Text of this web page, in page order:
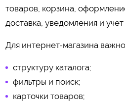
товаров, корзина,
доставка, уведомления и учет
Для интернет-магазина
структуру каталога;
фильтры и поиск;
карточки товаров;